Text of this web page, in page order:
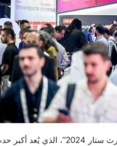
افتتح في دبي معرض “إكسباند